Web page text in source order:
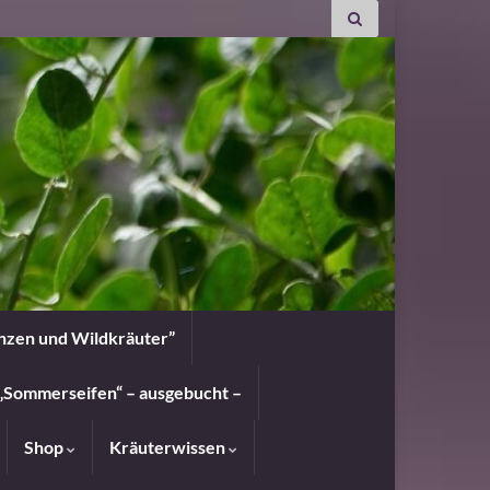
und Wildkräuter”
– ausgebucht –
Shop Kräuterwissen